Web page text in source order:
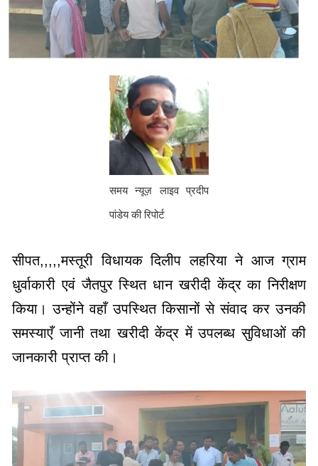
समय न्यूज़ लाइव प्रदीप
पांडेय की रिपोर्ट
सीपत,,,,,मस्तूरी विधायक दिलीप लहरिया ने आज ग्राम
धुर्वाकारी एवं जैतपुर स्थित धान खरीदी केंद्र का निरीक्षण
किया। उन्होंने वहाँ उपस्थित किसानों से संवाद कर उनकी
समस्याएँ जानी तथा खरीदी केंद्र में उपलब्ध सुविधाओं की
जानकारी प्राप्त की।